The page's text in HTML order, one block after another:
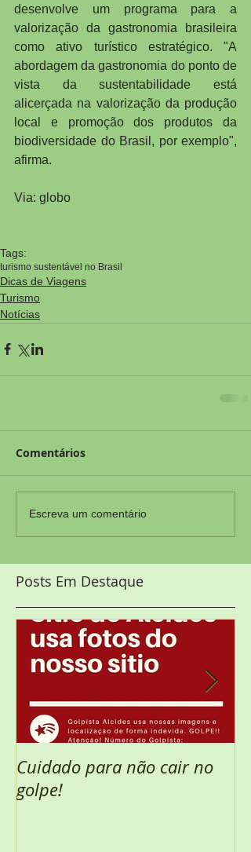
desenvolve um programa para a
valorização da gastronomia brasileira
como ativo turístico estratégico. "A
abordagem da gastronomia do ponto de
vista da sustentabilidade está
alicerçada na valorização da produção
local e promoção dos produtos da
biodiversidade do Brasil, por exemplo",
afirma.
Via: globo
Tags:
turismo sustentável no Brasil
Dicas de Viagens
Turismo
Notícias
Comentários
Escreva um comentário
Posts Em Destaque
Cuidado para não cair no
golpe!